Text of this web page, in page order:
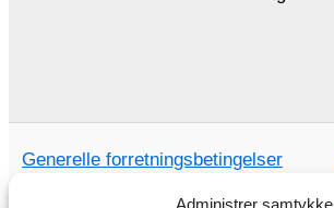
Administrer samtykke
Generelle forretningsbetingelser